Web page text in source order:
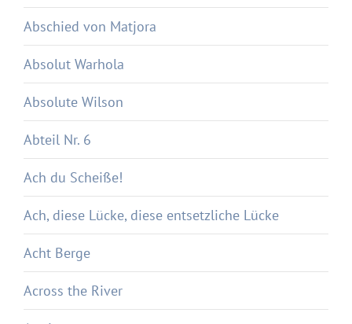
Abschied von Matjora
Absolut Warhola
Absolute Wilson
Abteil Nr. 6
Ach du Scheiße!
Ach, diese Lücke, diese entsetzliche Lücke
Acht Berge
Across the River